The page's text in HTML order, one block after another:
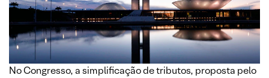
No Congresso, a simplificação de tributos, proposta pelo